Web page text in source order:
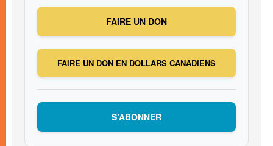
FAIRE UN DON
FAIRE UN DON EN DOLLARS CANADIENS
S’ABONNER